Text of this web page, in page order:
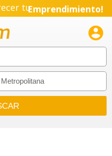
tuEmprendimiento!
